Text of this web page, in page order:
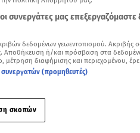
οι συνεργάτες μας
δεδομένων γεωεντοπισμού. Ακριβής
Αποθήκευση ή/και πρόσβαση στα
μέτρηση διαφήμισης και περιεχομένου,
(προμηθευτές)
σκοπών